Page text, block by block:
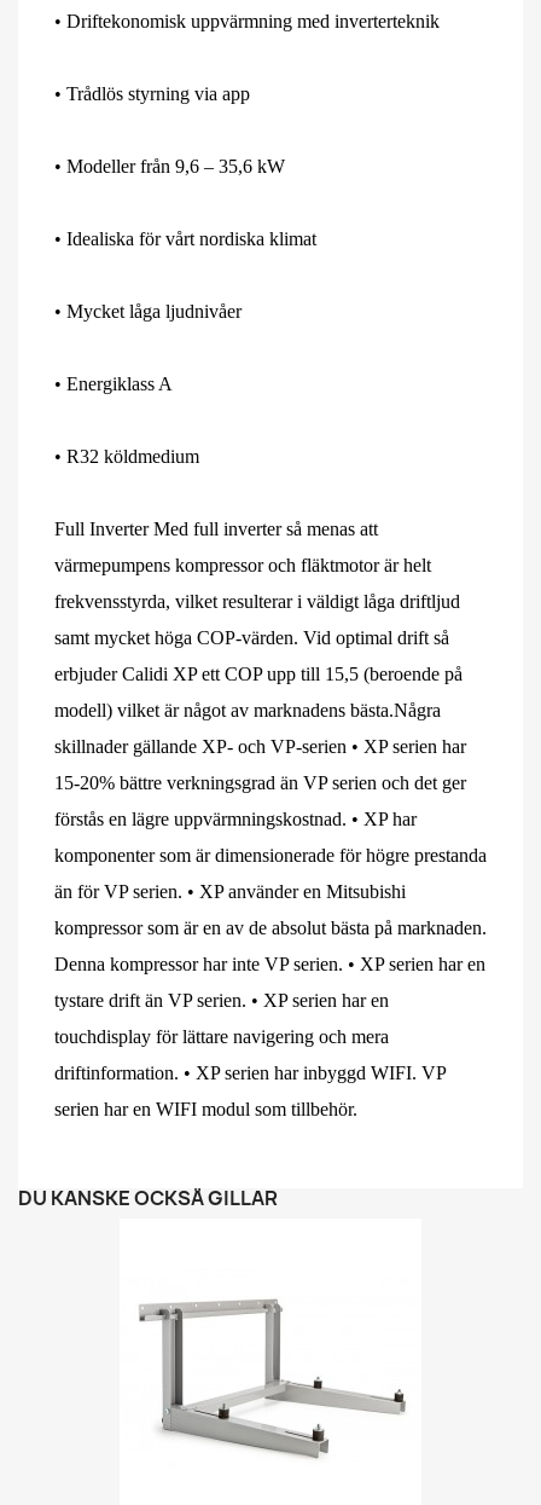
• Driftekonomisk uppvärmning med inverterteknik
• Trådlös styrning via app
• Modeller från 9,6 – 35,6 kW
• Idealiska för vårt nordiska klimat
• Mycket låga ljudnivåer
• Energiklass A
• R32 köldmedium
Full Inverter Med full inverter så menas att
värmepumpens kompressor och fläktmotor är helt
frekvensstyrda, vilket resulterar i väldigt låga driftljud
samt mycket höga COP-värden. Vid optimal drift så
erbjuder Calidi XP ett COP upp till 15,5 (beroende på
modell) vilket är något av marknadens bästa.Några
skillnader gällande XP- och VP-serien • XP serien har
15-20% bättre verkningsgrad än VP serien och det ger
förstås en lägre uppvärmningskostnad. • XP har
komponenter som är dimensionerade för högre prestanda
än för VP serien. • XP använder en Mitsubishi
kompressor som är en av de absolut bästa på marknaden.
Denna kompressor har inte VP serien. • XP serien har en
tystare drift än VP serien. • XP serien har en
touchdisplay för lättare navigering och mera
driftinformation. • XP serien har inbyggd WIFI. VP
serien har en WIFI modul som tillbehör.
DU KANSKE OCKSÅ GILLAR